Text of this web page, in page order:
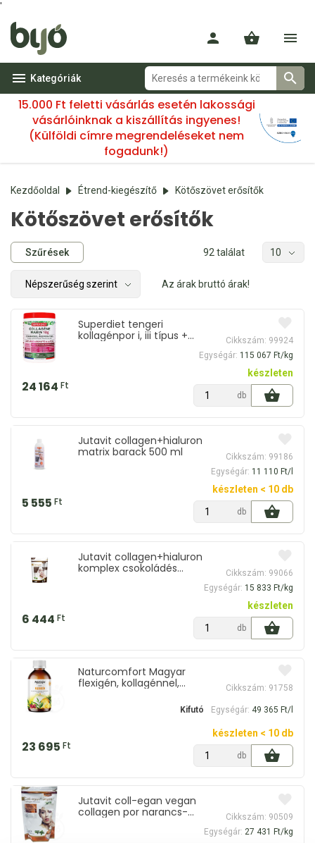
'
Kategóriák
15.000 Ft feletti vásárlás esetén lakossági
vásárlóinknak a kiszállítás ingyenes!
(Külföldi címre megrendeléseket nem
fogadunk!)
Kezdőoldal Étrend-kiegészítő Kötőszövet erősítők
Kötőszövet erősítők
Szűrések 92 találat
Az árak bruttó árak!
Superdiet tengeri
kollagénpor i, iii típus +
Cikkszám: 99924
Egységár: 115 067 Ft/kg
24 164 Ft
készleten
db
Jutavit collagen+hialuron
matrix barack 500 ml
Cikkszám: 99186
Egységár: 11 110 Ft/l
5 555 Ft
készleten < 10 db
db
Jutavit collagen+hialuron
komplex csokoládés
Cikkszám: 99066
Egységár: 15 833 Ft/kg
6 444 Ft
készleten
db
Naturcomfort Magyar
flexigén, kollagénnel,
Cikkszám: 91758
Kifutó Egységár: 49 365 Ft/l
23 695 Ft
készleten < 10 db
db
Jutavit coll-egan vegan
collagen por narancs-
Cikkszám: 90509
Egységár: 27 431 Ft/kg